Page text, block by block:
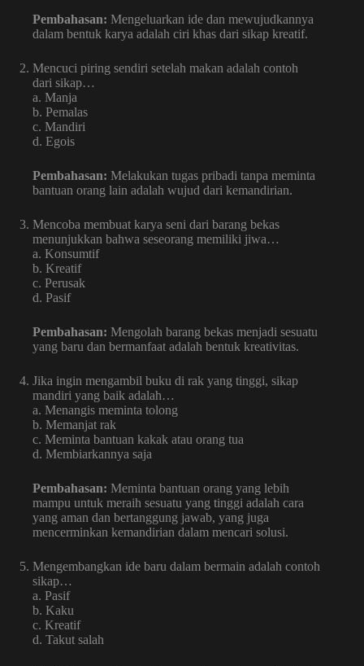
Pembahasan: Mengeluarkan ide dan mewujudkannya
dalam bentuk karya adalah ciri khas dari sikap kreatif.
Mencuci piring sendiri setelah makan adalah contoh
dari sikap…
a. Manja
b. Pemalas
c. Mandiri
d. Egois
Pembahasan: Melakukan tugas pribadi tanpa meminta
bantuan orang lain adalah wujud dari kemandirian.
Mencoba membuat karya seni dari barang bekas
menunjukkan bahwa seseorang memiliki jiwa…
a. Konsumtif
b. Kreatif
c. Perusak
d. Pasif
Pembahasan: Mengolah barang bekas menjadi sesuatu
yang baru dan bermanfaat adalah bentuk kreativitas.
Jika ingin mengambil buku di rak yang tinggi, sikap
mandiri yang baik adalah…
a. Menangis meminta tolong
b. Memanjat rak
c. Meminta bantuan kakak atau orang tua
d. Membiarkannya saja
Pembahasan: Meminta bantuan orang yang lebih
mampu untuk meraih sesuatu yang tinggi adalah cara
yang aman dan bertanggung jawab, yang juga
mencerminkan kemandirian dalam mencari solusi.
Mengembangkan ide baru dalam bermain adalah contoh
sikap…
a. Pasif
b. Kaku
c. Kreatif
d. Takut salah